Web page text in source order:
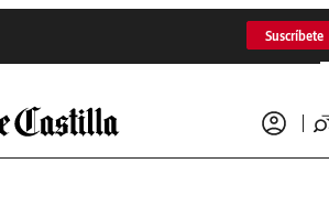
Suscríbete